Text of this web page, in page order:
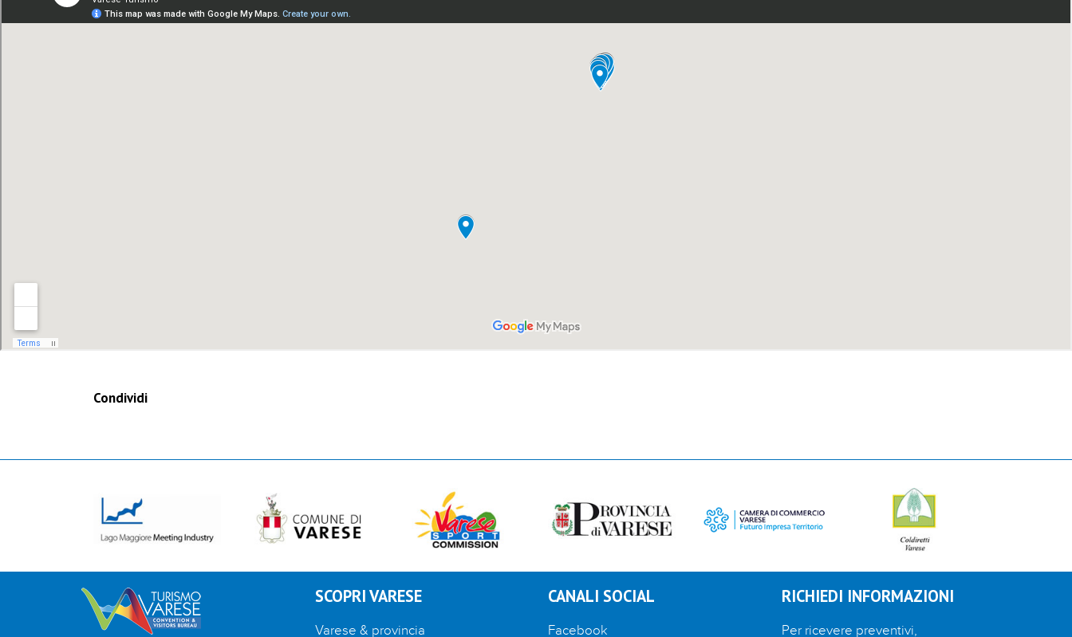
Condividi
SCOPRI VARESE
Varese & provincia
CANALI SOCIAL
Facebook
RICHIEDI INFORMAZIONI
Per ricevere preventivi,